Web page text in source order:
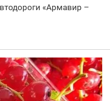
«Армавир –